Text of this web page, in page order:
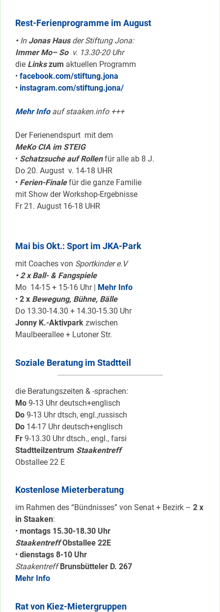
Rest-Ferienprogramme im August
•InJonas Hausder Stiftung Jona:
Immer Mo– So v. 13.30-20 Uhr
die Linkszum aktuellen Programm
• facebook.com/stiftung.jona
• instagram.com/stiftung.jona/
Mehr Infoauf staaken.info +++
Der Ferienendspurt mit dem
MeKo CIA im STEIG
• Schatzsuche auf Rollenfür alle ab 8 J.
Do 20. August v. 14-18 UHR
• Ferien-Finalefür die ganze Familie
mit Show der Workshop-Ergebnisse
Fr 21. August 16-18 UHR
Mai bis Okt.: Sport im JKA-Park
mit Coaches von Sportkinder e.V
• 2 x Ball- & Fangspiele
Mo 14-15 + 15-16 Uhr | Mehr Info
• 2 x Bewegung, Bühne, Bälle
Do 13.30-14.30 + 14.30-15.30 Uhr
Jonny K.-Aktivpark zwischen
Maulbeerallee + Lutoner Str.
Soziale Beratung im Stadtteil
die Beratungszeiten & -sprachen:
Mo 9-13 Uhr deutsch+englisch
Do 9-13 Uhr dtsch, engl.,russisch
Do 14-17 Uhr deutsch+englisch
Fr 9-13.30 Uhr dtsch., engl., farsi
Stadtteilzentrum Staakentreff
Obstallee 22 E
Kostenlose Mieterberatung
im Rahmen des “Bündnisses” von Senat + Bezirk – 2 x
in Staaken:
• montags 15.30-18.30 Uhr
Staakentreff Obstallee 22E
• dienstags 8-10 Uhr
Staakentreff Brunsbütteler D. 267
Mehr Info
Rat von Kiez-Mietergruppen